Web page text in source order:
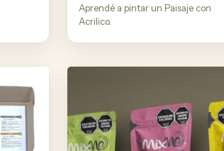
Aprendé a pintar un Paisaje con
Acrilico.